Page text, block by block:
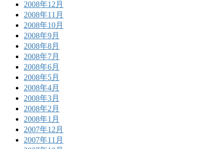
2008年12月
2008年11月
2008年10月
2008年9月
2008年8月
2008年7月
2008年6月
2008年5月
2008年4月
2008年3月
2008年2月
2008年1月
2007年12月
2007年11月